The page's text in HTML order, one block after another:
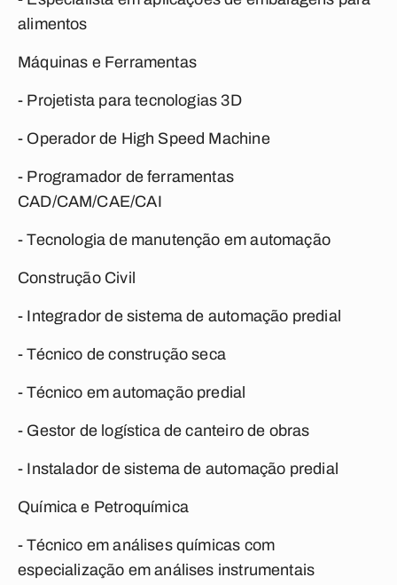
alimentos
Máquinas e Ferramentas
- Projetista para tecnologias 3D
- Operador de High Speed Machine
- Programador de ferramentas
CAD/CAM/CAE/CAI
- Tecnologia de manutenção em automação
Construção Civil
- Integrador de sistema de automação predial
- Técnico de construção seca
- Técnico em automação predial
- Gestor de logística de canteiro de obras
- Instalador de sistema de automação predial
Química e Petroquímica
- Técnico em análises químicas com
especialização em análises instrumentais